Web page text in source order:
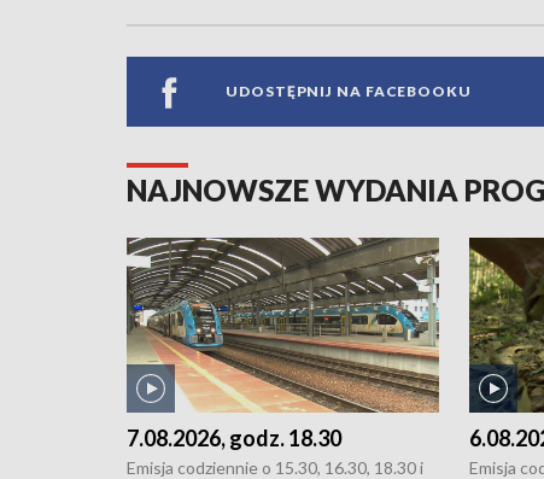
UDOSTĘPNIJ NA FACEBOOKU
NAJNOWSZE WYDANIA
7.08.2026, godz. 18.30
Emisja codziennie o 15.30, 16.30, 18.30 i
Emisja